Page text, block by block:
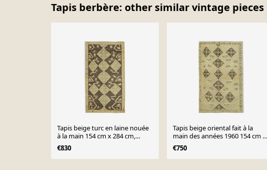
Tapis berbère: other similar vintage pieces
Tapis beige turc en laine nouée
à la main 154 cm x 284 cm,
1950s
€830
Tapis beige oriental fait à la
main des années 1960 154 cm x
247 cm
€750